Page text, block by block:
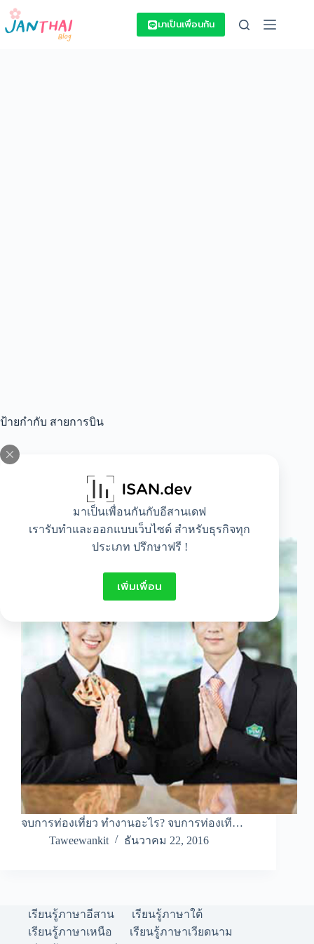
Skip
content
มาเป็นเพื่อนกันกับอีสานเดฟ
เรารับทำและออกแบบเว็บไซต์ สำหรับธุรกิจทุก
ประเภท ปรึกษาฟรี !
เพิ่มเพื่อน
มาเป็นเพื่อนกัน
ป้ายกำกับ สายการบิน
Idea Lifestyle
จบการท่องเที่ยวทํางานอะไร?
จบการท่องเที่ยว ทำงานอะไร? จบการท่องเที…
Taweewankit
ธันวาคม 22, 2016
เรียนรู้ภาษาอีสาน
เรียนรู้ภาษาใต้
เรียนรู้ภาษาเหนือ
เรียนรู้ภาษาเวียดนาม